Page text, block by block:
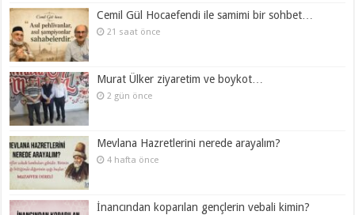
Cemil Gül Hocaefendi ile samimi bir sohbet…
21 saat önce
Murat Ülker ziyaretim ve boykot…
2 gün önce
Mevlana Hazretlerini nerede arayalım?
4 hafta önce
İnancından koparılan gençlerin vebali kimin?